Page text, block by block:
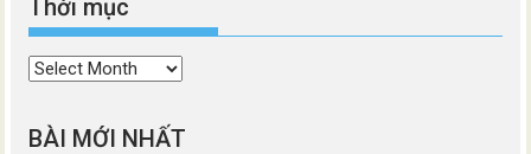
Thời mục
Thời
BÀI MỚI NHẤT